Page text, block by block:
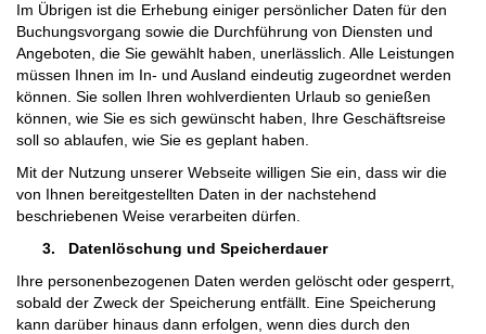
Im Übrigen ist die Erhebung einiger persönlicher Daten für den
Buchungsvorgang sowie die Durchführung von Diensten und
Angeboten, die Sie gewählt haben, unerlässlich. Alle Leistungen
müssen Ihnen im In- und Ausland eindeutig zugeordnet werden
können. Sie sollen Ihren wohlverdienten Urlaub so genießen
können, wie Sie es sich gewünscht haben, Ihre Geschäftsreise
soll so ablaufen, wie Sie es geplant haben.
Mit der Nutzung unserer Webseite willigen Sie ein, dass wir die
von Ihnen bereitgestellten Daten in der nachstehend
beschriebenen Weise verarbeiten dürfen.
3. Datenlöschung und Speicherdauer
Ihre personenbezogenen Daten werden gelöscht oder gesperrt,
sobald der Zweck der Speicherung entfällt. Eine Speicherung
kann darüber hinaus dann erfolgen, wenn dies durch den